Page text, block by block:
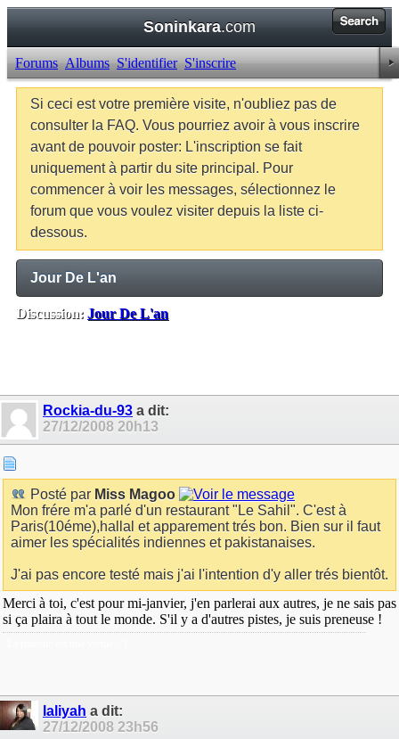
Soninkara.com
Forums Albums S'identifier S'inscrire
Si ceci est votre première visite, n'oubliez pas de
consulter la FAQ. Vous pourriez avoir à vous inscrire
avant de pouvoir poster: L'inscription se fait
uniquement à partir du site principal. Pour
commencer à voir les messages, sélectionnez le
forum que vous voulez visiter depuis la liste ci-
dessous.
Jour De L'an
Discussion: Jour De L'an
Rockia-du-93 a dit:
27/12/2008 20h13
Posté par Miss Magoo
Mon frére m'a parlé d'un restaurant "Le Sahil". C'est à
Paris(10éme),hallal et apparement trés bon. Bien sur il faut
aimer les spécialités indiennes et pakistanaises.
J'ai pas encore testé mais j'ai l'intention d'y aller trés bientôt.
Merci à toi, c'est pour mi-janvier, j'en parlerai aux autres, je ne sais pas
si ça plaira à tout le monde. S'il y a d'autres pistes, je suis preneuse !
laliyah a dit:
27/12/2008 23h56